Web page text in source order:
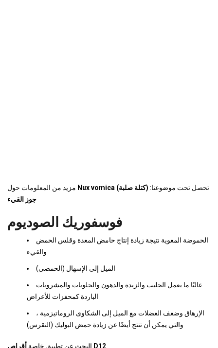
Nux vomica (كتلة صلبة) تحصل تحت موضوعنا:
جوز القيء
فوسفوريك الصوديوم
الحموضة المعوية نتيجة زيادة إنتاج حامض المعدة وقلس الحمض
والقيء
الميل إلى الإسهال (الحمضي)
غالبًا ما يعمل الحليب والزبدة والدهون والحلويات والمشروبات
الباردة كمحفزات للأعراض
الإرهاق وضعف العضلات مع الميل إلى الشكاوى الروماتيزمية ،
والتي يمكن أن تنتج أيضًا عن زيادة حمض البوليك (النقرس)
البحث عن تطبيق خاصة أقراص D12